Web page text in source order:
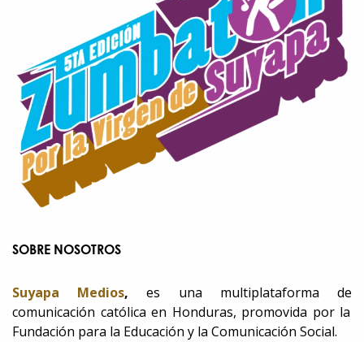
SOBRE NOSOTROS
Suyapa Medios, es una multiplataforma de
comunicación católica en Honduras, promovida por la
Fundación para la Educación y la Comunicación Social.